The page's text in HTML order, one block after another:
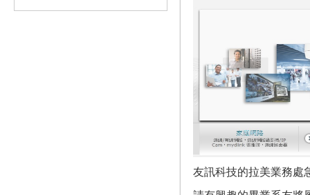
友訊科技的拉美業務處